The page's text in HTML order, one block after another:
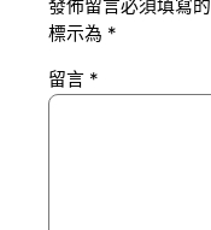
發佈留言必須填寫
標示為 *
留言 *